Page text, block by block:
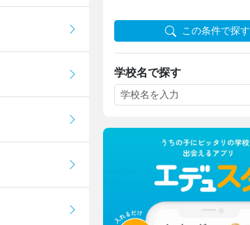
この条件で探す
学校名で探す